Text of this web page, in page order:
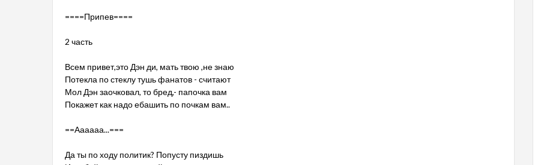
====Припев====
2 часть
Всем привет,это Дэн ди, мать твою ,не знаю
Потекла по стеклу тушь фанатов - считают
Мол Дэн заочковал, то бред,- папочка вам
Покажет как надо ебашить по почкам вам..
==Аааааа...===
Да ты по ходу политик? Попусту пиздишь